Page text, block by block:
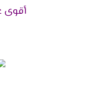
التميز
أقوى